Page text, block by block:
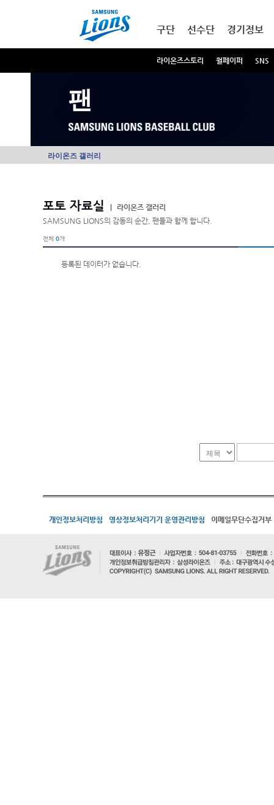
구단 선수단 경기정보
라이온즈스토리 월페이퍼 SNS
팬
라이온즈 갤러리
포토 자료실
라이온즈 갤러리
SAMSUNG LIONS의 감동의 순간, 팬들과 함께 합니다.
전체 0개
등록된 데이터가 없습니다.
개인정보처리방침 영상정보처리기기 운영관리방침 이메일무단수집거부